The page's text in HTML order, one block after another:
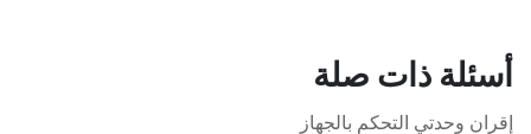
أسئلة ذات صلة
إقران وحدتي التحكم بالجهاز